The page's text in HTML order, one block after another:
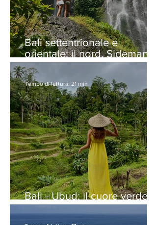
Bali settentrionale e
orientale: il nord, Sideman e
Padangbai
Bali - Ubud: il cuore verde e
pulsante dell’isola
Tempo di lettura: 21 min